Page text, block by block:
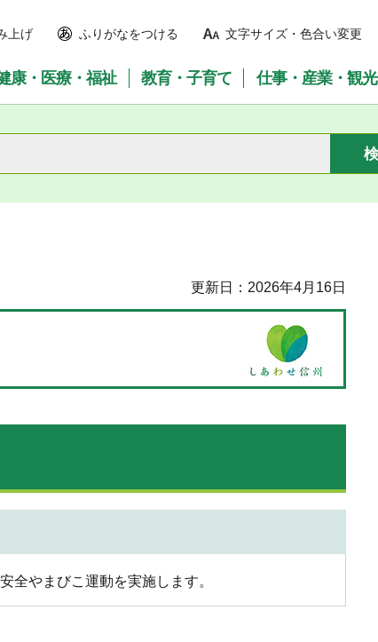
上げ ふりがなをつける 文字サイズ・色合い変更
康・医療・福祉 教育・子育て 仕事・産業・観光
更新日：2026年4月16日
全やまびこ運動を実施します。